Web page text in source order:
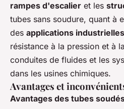
rampes d'escalier et les
tubes sans soudure, quant à
des applications industrielles
résistance à la pression et à
conduites de fluides et les
dans les usines chimiques.
Avantages et
Avantages des tubes